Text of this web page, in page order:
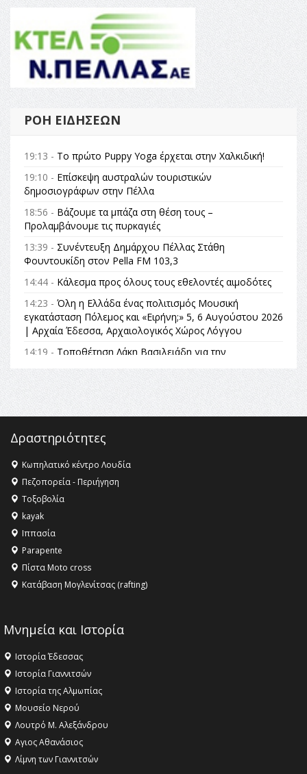
ΡΟΉ ΕΙΔΉΣΕΩΝ
19:13 - Το πρώτο Puppy Yoga έρχεται στην Χαλκιδική!
19:10 - Επίσκεψη αυστραλών τουριστικών
δημοσιογράφων στην Πέλλα
18:56 - Βάζουμε τα μπάζα στη θέση τους –
Προλαμβάνουμε τις πυρκαγιές
13:39 - Συνέντευξη Δημάρχου Πέλλας Στάθη
Φουντουκίδη στον Pella FM 103,3
14:44 - Κάλεσμα προς όλους τους εθελοντές αιμοδότες
14:23 - Όλη η Ελλάδα ένας πολιτισμός Μουσική
εγκατάσταση Πόλεμος και «Ειρήνη;» 5, 6 Αυγούστου 2026
| Αρχαία Έδεσσα, Αρχαιολογικός Χώρος Λόγγου
14:19 - Τοποθέτηση Λάκη Βασιλειάδη για την
θεσμικές διαδικασίες υπάρχει μόνο η ευθύνη απέναντι
στις επόμενες γενιές»
16:35 -Το πρόγραμμα του ΠΑΟΚ στον δεύτερο γύρο του
16:27 - Όλυμπος: Εντάχθηκε στον Κατάλογο Παγκόσμιας
Κληρονομιάς της UNESCO – Ομόφωνη η απόφαση Ο
Όλυμπος αναγνωρίστηκε ως φυσικό και πολιτιστικό
αγαθό εξέχουσας οικουμενικής αξίας για την
ανθρωπότητα
16:18 -
ΣΤΗΝ ΕΔΕΣΣΑ
Δραστηριότητες
Κωπηλατικό κέντρο Λουδία
Πεζοπορεία - Περιήγηση
Τοξοβολία
kayak
Ιππασία
Parapente
Πίστα Moto cross
Κατάβαση Μογλενίτσας (rafting)
Μνημεία και Ιστορία
Ιστορία Έδεσσας
Ιστορία Γιαννιτσών
Ιστορία της Αλμωπίας
Μουσείο Νερού
Λουτρό Μ. Αλεξάνδρου
Αγιος Αθανάσιος
Λίμνη των Γιαννιτσών